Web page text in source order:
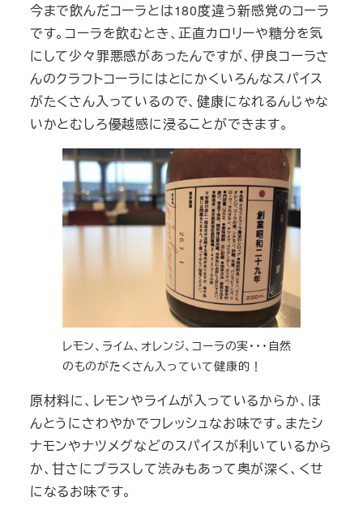
今まで飲んだコーラとは180度違う新感覚のコーラ
です。コーラを飲むとき、正直カロリーや糖分を気
にして少々罪悪感があったんですが、伊良コーラさ
んのクラフトコーラにはとにかくいろんなスパイス
がたくさん入っているので、健康になれるんじゃな
いかとむしろ優越感に浸ることができます。
レモン、ライム、オレンジ、コーラの実･･･自然
のものがたくさん入っていて健康的！
原材料に、レモンやライムが入っているからか、ほ
んとうにさわやかでフレッシュなお味です。またシ
ナモンやナツメグなどのスパイスが利いているから
か、甘さにプラスして渋みもあって奥が深く、くせ
になるお味です。